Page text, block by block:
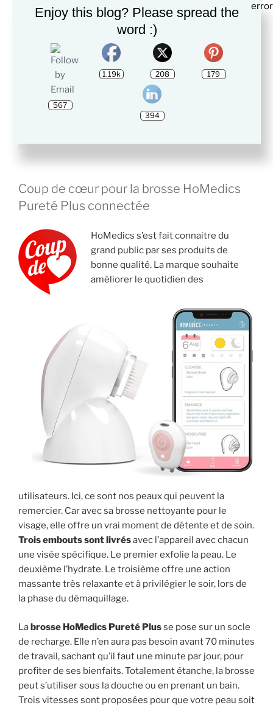
Son point négatif réside dans son prix d’achat. Elle
n’est pas à la portée de tous, dommage.
Brosse Nettoyage Sonique
Coup de cœur pour la brosse HoMedics
Pureté Plus connectée
HoMedics s’est fait connaitre du
grand public par ses produits de
bonne qualité. La marque souhaite
améliorer le quotidien des
utilisateurs. Ici, ce sont nos peaux qui peuvent la
remercier. Car avec sa brosse nettoyante pour le
visage, elle offre un vrai moment de détente et de soin.
Trois embouts sont livrésavec l’appareil avec chacun
une visée spécifique. Le premier exfolie la peau. Le
deuxième l’hydrate. Le troisième offre une action
massante très relaxante et à privilégier le soir, lors de
la phase du démaquillage.
Labrosse HoMedics Pureté Plusse pose sur un socle
de recharge. Elle n’en aura pas besoin avant 70 minutes
de travail, sachant qu’il faut une minute par jour, pour
profiter de ses bienfaits. Totalement étanche, la brosse
peut s’utiliser sous la douche ou en prenant un bain.
Trois vitesses sont proposées pour que votre peau soit
Enjoy this blog? Please spread the
word :)
567
1.19k 208 179
394